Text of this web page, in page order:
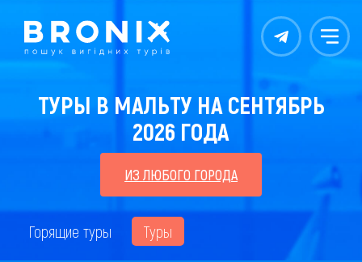
Контакты Меню
ТУРЫ В МАЛЬТУ НА СЕНТЯБРЬ
2026 ГОДА
ИЗ ЛЮБОГО ГОРОДА
Горящие туры Туры